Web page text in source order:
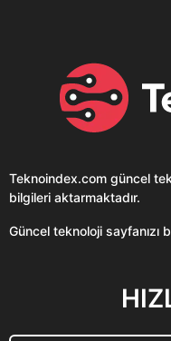
Teknoindex.com güncel
bilgileri aktarmaktadır.
Güncel teknoloji